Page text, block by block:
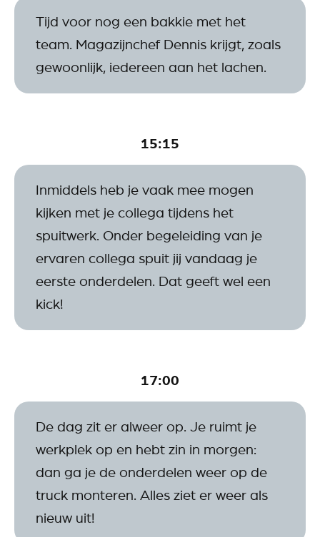
Tijd voor nog een bakkie met het
team. Magazijnchef Dennis krijgt, zoals
gewoonlijk, iedereen aan het lachen.
15:15
Inmiddels heb je vaak mee mogen
kijken met je collega tijdens het
spuitwerk. Onder begeleiding van je
ervaren collega spuit jij vandaag je
eerste onderdelen. Dat geeft wel een
kick!
17:00
De dag zit er alweer op. Je ruimt je
werkplek op en hebt zin in morgen:
dan ga je de onderdelen weer op de
truck monteren. Alles ziet er weer als
nieuw uit!